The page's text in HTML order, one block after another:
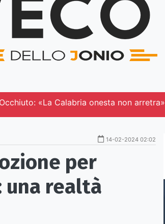
«La Calabria onesta non arretra»
14-02-2024 02:02
per
una realtà